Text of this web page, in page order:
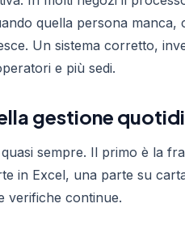
quella persona manca,
Un sistema corretto,
e più sedi.
gestione
sempre. Il primo è la
in Excel, una parte su
verifiche continue.